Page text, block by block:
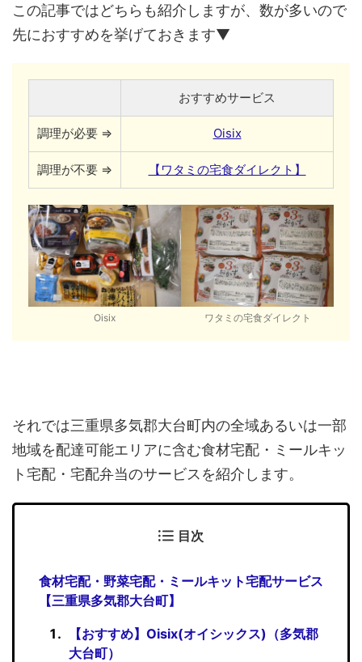
この記事ではどちらも紹介しますが、数が多いので
先におすすめを挙げておきます▼
おすすめサービス
調理が必要 ⇒ Oisix
調理が不要 ⇒ 【ワタミの宅食ダイレクト】
Oisix ワタミの宅食ダイレクト
それでは三重県多気郡大台町内の全域あるいは一部
地域を配達可能エリアに含む食材宅配・ミールキッ
ト宅配・宅配弁当のサービスを紹介します。
目次
食材宅配・野菜宅配・ミールキット宅配サービス
【三重県多気郡大台町】
【おすすめ】Oisix(オイシックス)（多気郡
大台町）